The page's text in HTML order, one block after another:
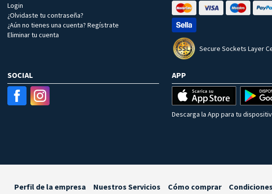
Login
¿Olvidaste tu contraseña?
¿Aún no tienes una cuenta? Regístrate
Eliminar tu cuenta
Secure Sockets Layer
SOCIAL APP
Descarga la App para tu
Perfil de la empresa Nuestros Servicios Cómo comprar